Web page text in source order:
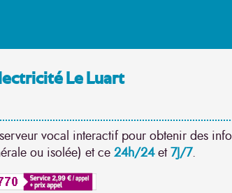
Le Luart
vocal interactif pour obtenir des
ou isolée) et ce 24h/24et7J/7.